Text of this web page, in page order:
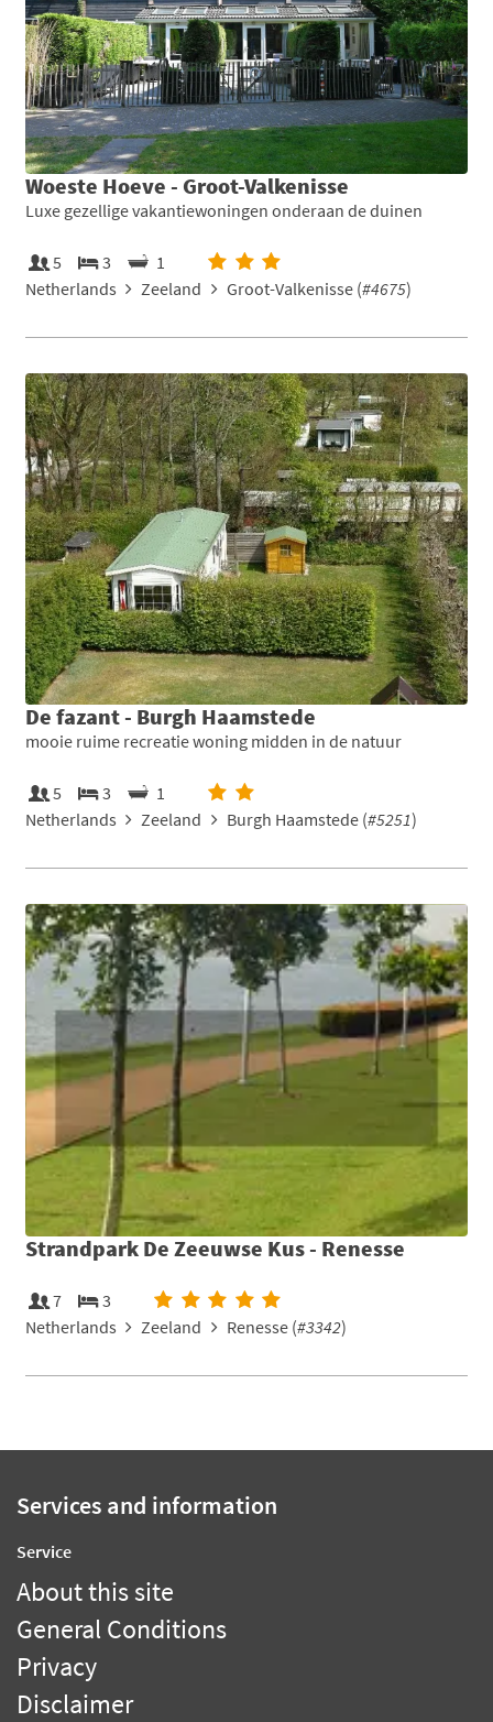
Woeste Hoeve - Groot-Valkenisse
Luxe gezellige vakantiewoningen onderaan de duinen
5 3
1
Netherlands
Zeeland Groot-Valkenisse (#4675)
De fazant - Burgh Haamstede
mooie ruime recreatie woning midden in de natuur
5 3
1
Netherlands
Zeeland Burgh Haamstede (#5251)
Strandpark De Zeeuwse Kus - Renesse
7
3
Netherlands
Zeeland Renesse (#3342)
Services and information
Service
About this site
General Conditions
Privacy
Disclaimer